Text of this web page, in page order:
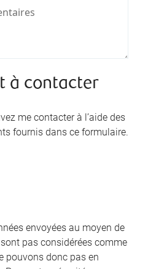
à contacter
me contacter à l’aide des
fournis dans ce formulaire.
envoyées au moyen de
pas considérées comme
pouvons donc pas en